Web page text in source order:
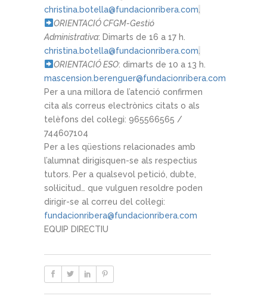
christina.botella@fundacionribera.com
ORIENTACIÓ CFGM-Gestió
Administrativa: Dimarts de 16 a 17 h.
christina.botella@fundacionribera.com
ORIENTACIÓ ESO: dimarts de 10 a 13 h.
mascension.berenguer@fundacionribera.com
Per a una millora de l’atenció confirmen
cita als correus electrònics citats o als
telèfons del col·legi: 965566565 /
744607104
Per a les qüestions relacionades amb
l’alumnat dirigisquen-se als respectius
tutors. Per a qualsevol petició, dubte,
sol·licitud… que vulguen resoldre poden
dirigir-se al correu del col·legi:
fundacionribera@fundacionribera.com
EQUIP DIRECTIU